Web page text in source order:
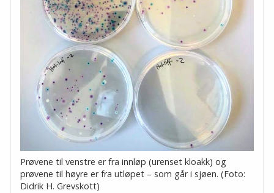
Prøvene til venstre er fra innløp (urenset kloakk) og
prøvene til høyre er fra utløpet – som går i sjøen. (Foto:
Didrik H. Grevskott)